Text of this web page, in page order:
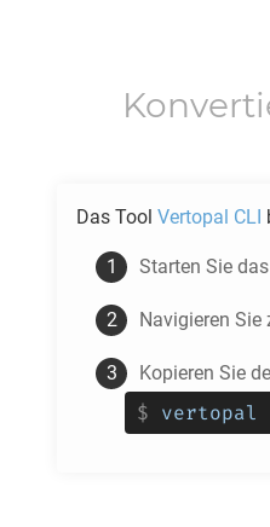
Das Tool Vertopal CLI
Starten Sie
Navigieren Sie
Kopieren Sie
$ vertopal